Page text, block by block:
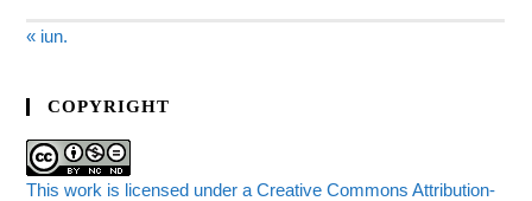
« iun.
COPYRIGHT
This work is licensed under a Creative Commons Attribution-